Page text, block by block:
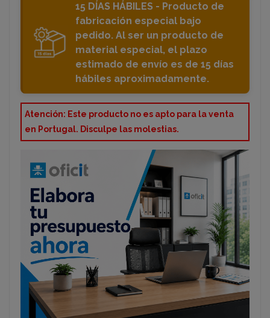
15 DÍAS HÁBILES - Producto de
fabricación especial bajo
pedido. Al ser un producto de
material especial, el plazo
estimado de envío es de 15 días
hábiles aproximadamente.
Atención: Este producto no es apto para la venta
en Portugal. Disculpe las molestias.